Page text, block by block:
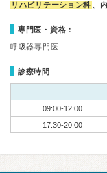
リハビリテーション科 、
専門医・資格：
呼吸器専門医
診療時間
09:00-12:00
17:30-20:00